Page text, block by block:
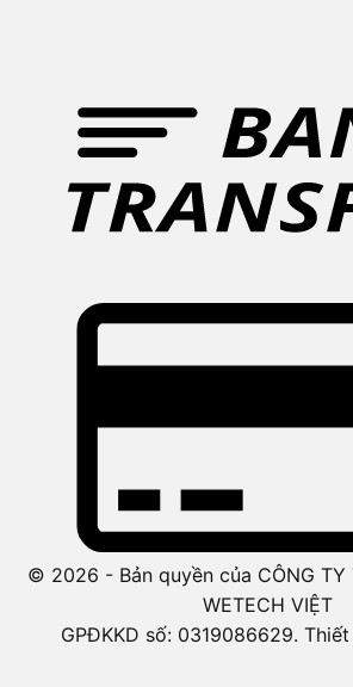
© 2026 - Bản quyền của CÔNG TY
WETECH VIỆT
GPĐKKD số: 0319086629.